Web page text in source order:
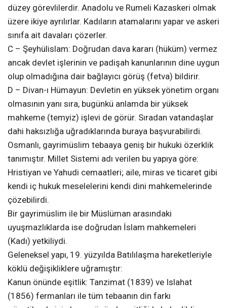
düzey görevlilerdir. Anadolu ve Rumeli Kazaskeri olmak
üzere ikiye ayrılırlar. Kadıların atamalarını yapar ve askeri
sınıfa ait davaları çözerler.
C – Şeyhülislam: Doğrudan dava kararı (hüküm) vermez
ancak devlet işlerinin ve padişah kanunlarının dine uygun
olup olmadığına dair bağlayıcı görüş (fetva) bildirir.
D – Divan-ı Hümayun: Devletin en yüksek yönetim organı
olmasının yanı sıra, bugünkü anlamda bir yüksek
mahkeme (temyiz) işlevi de görür. Sıradan vatandaşlar
dahi haksızlığa uğradıklarında buraya başvurabilirdi.
Osmanlı, gayrimüslim tebaaya geniş bir hukuki özerklik
tanımıştır. Millet Sistemi adı verilen bu yapıya göre:
Hristiyan ve Yahudi cemaatleri; aile, miras ve ticaret gibi
kendi iç hukuk meselelerini kendi dini mahkemelerinde
çözebilirdi.
Bir gayrimüslim ile bir Müslüman arasındaki
uyuşmazlıklarda ise doğrudan İslam mahkemeleri
(Kadı) yetkiliydi.
Geleneksel yapı, 19. yüzyılda Batılılaşma hareketleriyle
köklü değişikliklere uğramıştır:
Kanun önünde eşitlik: Tanzimat (1839) ve Islahat
(1856) fermanları ile tüm tebaanın din farkı